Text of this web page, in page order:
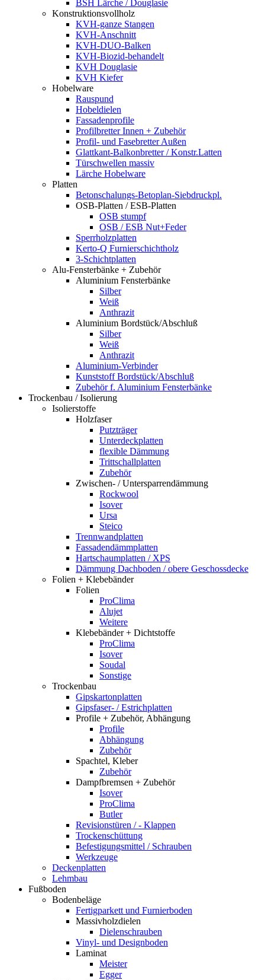
BSH Lärche / Douglasie
Konstruktionsvollholz
KVH-ganze Stangen
KVH-Anschnitt
KVH-DUO-Balken
KVH-Biozid-behandelt
KVH Douglasie
KVH Kiefer
Hobelware
Rauspund
Hobeldielen
Fassadenprofile
Profilbretter Innen + Zubehör
Profil- und Fasebretter Außen
Glattkant-Balkonbretter / Konstr.Latten
Türschwellen massiv
Lärche Hobelware
Platten
Betonschalungs-Betoplan-Siebdruckpl.
OSB-Platten / ESB-Platten
OSB stumpf
OSB / ESB Nut+Feder
Sperrholzplatten
Kerto-Q Furnierschichtholz
3-Schichtplatten
Alu-Fensterbänke + Zubehör
Aluminium Fensterbänke
Silber
Weiß
Anthrazit
Aluminium Bordstück/Abschluß
Silber
Weiß
Anthrazit
Aluminium-Verbinder
Kunststoff Bordstück/Abschluß
Zubehör f. Aluminium Fensterbänke
Trockenbau / Isolierung
Isolierstoffe
Holzfaser
Putzträger
Unterdeckplatten
flexible Dämmung
Trittschallplatten
Zubehör
Zwischen- / Untersparrendämmung
Rockwool
Isover
Ursa
Steico
Trennwandplatten
Fassadendämmplatten
Hartschaumplatten / XPS
Dämmung Dachboden / obere Geschossdecke
Folien + Klebebänder
Folien
ProClima
Alujet
Weitere
Klebebänder + Dichtstoffe
ProClima
Isover
Soudal
Sonstige
Trockenbau
Gipskartonplatten
Gipsfaser- / Estrichplatten
Profile + Zubehör, Abhängung
Profile
Abhängung
Zubehör
Spachtel, Kleber
Zubehör
Dampfbremsen + Zubehör
Isover
ProClima
Butler
Revisionstüren / - Klappen
Trockenschüttung
Befestigungsmittel / Schrauben
Werkzeuge
Deckenplatten
Lehmbau
Fußboden
Bodenbeläge
Fertigparkett und Furnierboden
Massivholzdielen
Dielenschrauben
Vinyl- und Designboden
Laminat
Meister
Egger